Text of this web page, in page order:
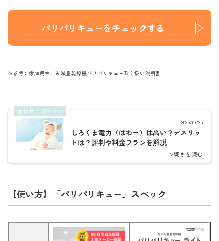
パリパリキューをチェックする
※参考： 家庭用生ごみ減量乾燥機パリパリキュー取り扱い説明書
合わせて読みたい
2025/07/25
しろくま電力（ぱわー）は高い？デメリッ
トは？評判や料金プランを解説
>続きを読む
【使い方】「パリパリキュー」スペック